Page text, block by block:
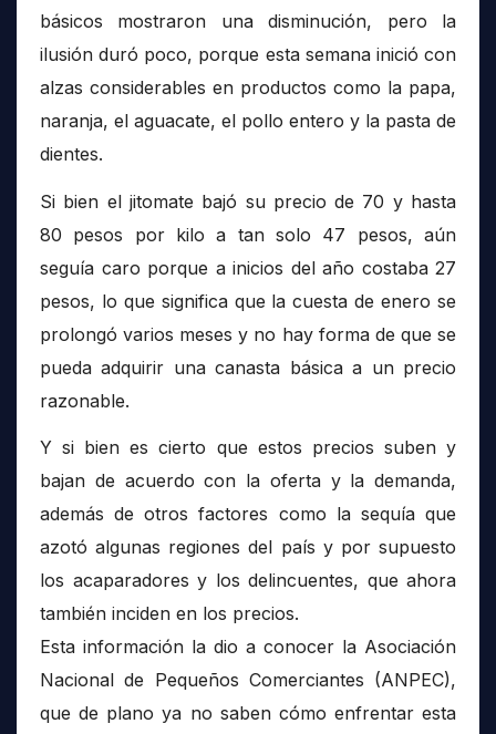
básicos mostraron una disminución, pero la
ilusión duró poco, porque esta semana inició con
alzas considerables en productos como la papa,
naranja, el aguacate, el pollo entero y la pasta de
dientes.
Si bien el jitomate bajó su precio de 70 y hasta
80 pesos por kilo a tan solo 47 pesos, aún
seguía caro porque a inicios del año costaba 27
pesos, lo que significa que la cuesta de enero se
prolongó varios meses y no hay forma de que se
pueda adquirir una canasta básica a un precio
razonable.
Y si bien es cierto que estos precios suben y
bajan de acuerdo con la oferta y la demanda,
además de otros factores como la sequía que
azotó algunas regiones del país y por supuesto
los acaparadores y los delincuentes, que ahora
también inciden en los precios.
Esta información la dio a conocer la Asociación
Nacional de Pequeños Comerciantes (ANPEC),
que de plano ya no saben cómo enfrentar esta